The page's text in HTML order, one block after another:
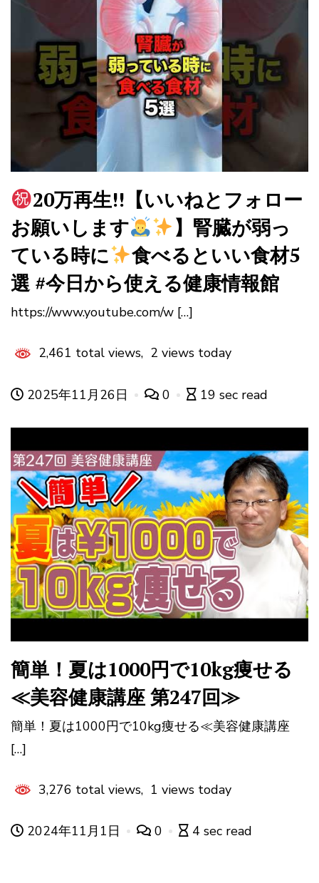
20万再生!!【いいねとフォロー
お願いします
】腎臓が弱っ
ている時に
食べるといい食材5
選 #今日から使える健康情報館
https://www.youtube.com/w […]
2,461 total views, 2 views today
2025年11月26日 0 19 sec read
簡単！夏は1000円で10kg痩せる
≪美容健康講座 第247回≫
簡単！夏は1000円で10kg痩せる≪美容健康講座
[…]
3,276 total views, 1 views today
2024年11月1日 0 4 sec read